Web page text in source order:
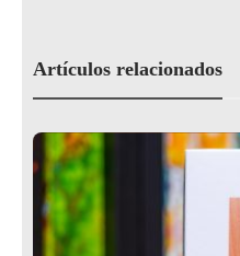
Artículos relacionados